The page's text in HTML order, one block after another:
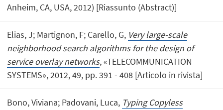
Anheim, CA, USA, 2012) [Riassunto (Abstract)]
Elias, J; Martignon, F; Carello, G, Very large-scale
neighborhood search algorithms for the design of
service overlay networks, «TELECOMMUNICATION
SYSTEMS», 2012, 49, pp. 391 - 408 [Articolo in rivista]
Bono, Viviana; Padovani, Luca, Typing Copyless